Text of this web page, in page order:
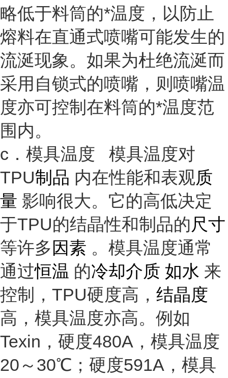
略低于料筒的*温度，以防止
熔料在直通式喷嘴可能发生的
流涎现象。如果为杜绝流涎而
采用自锁式的喷嘴，则喷嘴温
度亦可控制在料筒的*温度范
围内。
c．模具温度 模具温度对
TPU制品 内在性能和表观质
量 影响很大。它的高低决定
于TPU的结晶性和制品的 尺寸
等许多 因素 。模具温度通常
通过恒温 的冷却介质 如水 来
控制，TPU硬度高， 结晶度
高，模具温度亦高。例如
Texin，硬度480A，模具温度
20～30℃；硬度591A，模具